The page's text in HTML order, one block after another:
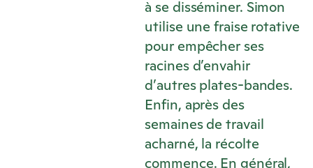
à se disséminer. Simon
utilise une fraise rotative
pour empêcher ses
racines d’envahir
d’autres plates-bandes.
Enfin, après des
semaines de travail
acharné, la récolte
commence. En général,